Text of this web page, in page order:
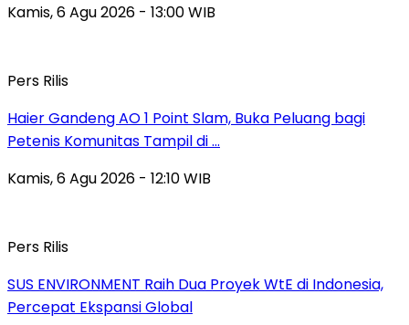
Kamis, 6 Agu 2026 - 13:00 WIB
Pers Rilis
Haier Gandeng AO 1 Point Slam, Buka Peluang bagi
Petenis Komunitas Tampil di …
Kamis, 6 Agu 2026 - 12:10 WIB
Pers Rilis
SUS ENVIRONMENT Raih Dua Proyek WtE di Indonesia,
Percepat Ekspansi Global